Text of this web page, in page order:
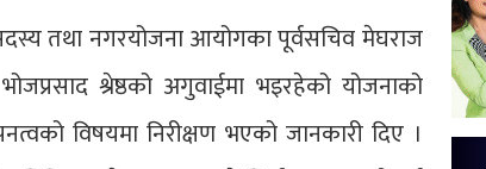
तथा नगरयोजना आयोगका पूर्वसचिव मेघराज
श्रेष्ठको अगुवाईमा भइरहेको योजनाको
विषयमा निरीक्षण भएको जानकारी दिए ।